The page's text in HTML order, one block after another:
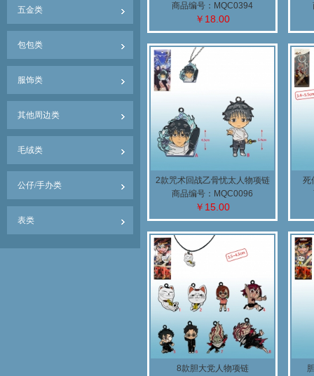
五金类
包包类
服饰类
其他周边类
毛绒类
公仔/手办类
表类
商品编号：MQC0394
￥18.00
2款咒术回战乙骨忧太人物项链
商品编号：MQC0096
￥15.00
死
8款胆大党人物项链